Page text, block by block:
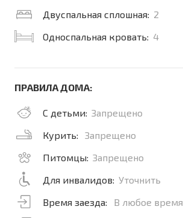
Двуспальная сплошная: 2
Односпальная кровать: 4
ПРАВИЛА ДОМА:
С детьми: Запрещено
Курить:
Запрещено
Питомцы: Запрещено
Для инвалидов: Уточнить
Время заезда:
В любое время